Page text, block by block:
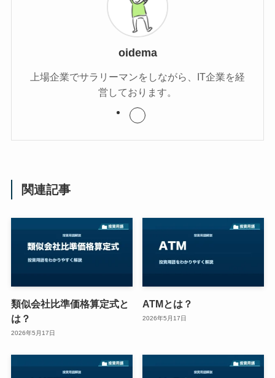
oidema
上場企業でサラリーマンをしながら、IT企業を経
営しております。
関連記事
類似会社比準価格算定式と
は？
2026年5月17日
ATMとは？
2026年5月17日